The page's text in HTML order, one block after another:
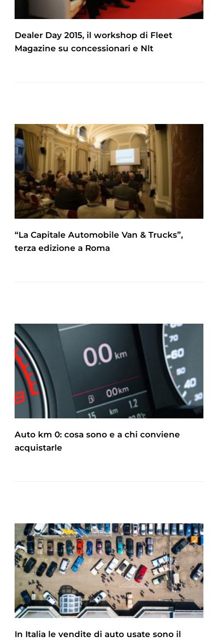
Dealer Day 2015, il workshop di Fleet
Magazine su concessionari e Nlt
“La Capitale Automobile Van & Trucks”,
terza edizione a Roma
Auto km 0: cosa sono e a chi conviene
acquistarle
In Italia le vendite di auto usate sono il